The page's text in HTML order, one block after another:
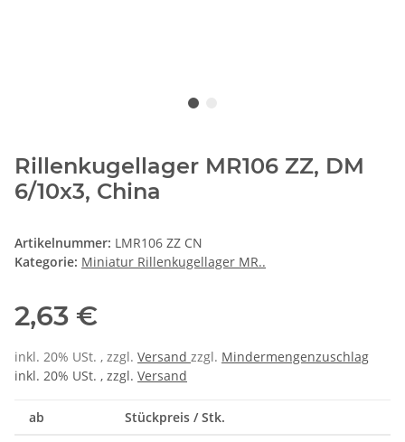
Rillenkugellager MR106 ZZ, DM
6/10x3, China
Artikelnummer: LMR106 ZZ CN
Kategorie: Miniatur Rillenkugellager MR..
2,63 €
inkl. 20% USt. , zzgl. Versand zzgl. Mindermengenzuschlag
inkl. 20% USt. , zzgl. Versand
ab Stückpreis / Stk.